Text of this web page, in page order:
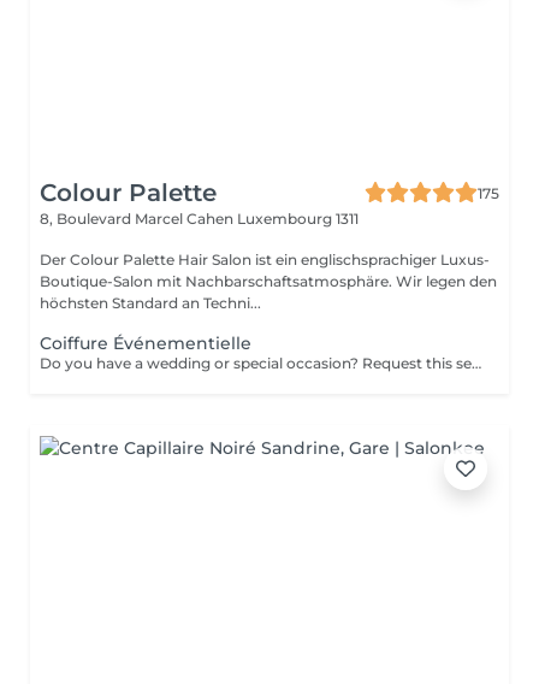
Colour Palette
175
8, Boulevard Marcel Cahen Luxembourg 1311
Der Colour Palette Hair Salon ist ein englischsprachiger Luxus-
Boutique-Salon mit Nachbarschaftsatmosphäre. Wir legen den
höchsten Standard an Techni...
Coiffure Événementielle
Do you have a wedding or special occasion? Request this service by email and include photos of your current hair and desired look